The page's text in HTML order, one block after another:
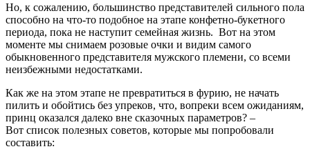
Но, к сожалению, большинство представителей сильного пола
способно на что-то подобное на этапе конфетно-букетного
периода, пока не наступит семейная жизнь. Вот на этом
моменте мы снимаем розовые очки и видим самого
обыкновенного представителя мужского племени, со всеми
неизбежными недостатками.
Как же на этом этапе не превратиться в фурию, не начать
пилить и обойтись без упреков, что, вопреки всем ожиданиям,
принц оказался далеко вне сказочных параметров? –
Вот список полезных советов, которые мы попробовали
составить: